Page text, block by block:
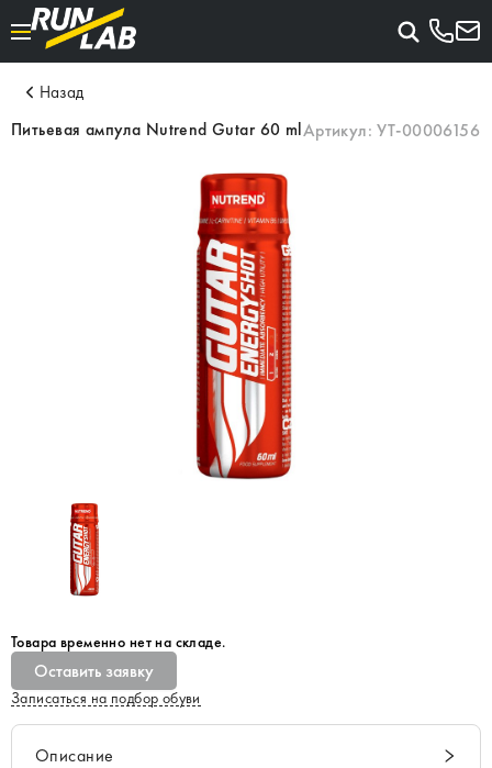
Назад
Питьевая ампула Nutrend Gutar 60 mlАртикул:УТ-00006156
Товара временно нет на складе.
Оставить заявку
Записаться на подбор обуви
Описание